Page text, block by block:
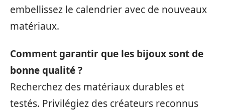
embellissez le calendrier avec de nouveaux
matériaux.
Comment garantir que les bijoux sont de
bonne qualité ?
Recherchez des matériaux durables et
testés. Privilégiez des créateurs reconnus